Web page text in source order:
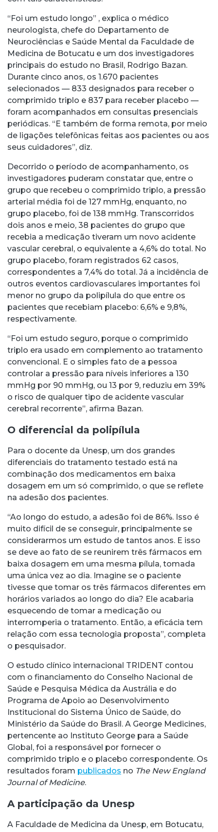
“Foi um estudo longo” , explica o médico
neurologista, chefe do Departamento de
Neurociências e Saúde Mental da Faculdade de
Medicina de Botucatu e um dos investigadores
principais do estudo no Brasil, Rodrigo Bazan.
Durante cinco anos, os 1.670 pacientes
selecionados — 833 designados para receber o
comprimido triplo e 837 para receber placebo —
foram acompanhados em consultas presenciais
periódicas. “E também de forma remota, por meio
de ligações telefônicas feitas aos pacientes ou aos
seus cuidadores”, diz.
Decorrido o período de acompanhamento, os
investigadores puderam constatar que, entre o
grupo que recebeu o comprimido triplo, a pressão
arterial média foi de 127 mmHg, enquanto, no
grupo placebo, foi de 138 mmHg. Transcorridos
dois anos e meio, 38 pacientes do grupo que
recebia a medicação tiveram um novo acidente
vascular cerebral, o equivalente a 4,6% do total. No
grupo placebo, foram registrados 62 casos,
correspondentes a 7,4% do total. Já a incidência de
outros eventos cardiovasculares importantes foi
menor no grupo da polipílula do que entre os
pacientes que recebiam placebo: 6,6% e 9,8%,
respectivamente.
“Foi um estudo seguro, porque o comprimido
triplo era usado em complemento ao tratamento
convencional. E o simples fato de a pessoa
controlar a pressão para níveis inferiores a 130
mmHg por 90 mmHg, ou 13 por 9, reduziu em 39%
o risco de qualquer tipo de acidente vascular
cerebral recorrente”, afirma Bazan.
O diferencial da polipílula
Para o docente da Unesp, um dos grandes
diferenciais do tratamento testado está na
combinação dos medicamentos em baixa
dosagem em um só comprimido, o que se reflete
na adesão dos pacientes.
“Ao longo do estudo, a adesão foi de 86%. Isso é
muito difícil de se conseguir, principalmente se
considerarmos um estudo de tantos anos. E isso
se deve ao fato de se reunirem três fármacos em
baixa dosagem em uma mesma pílula, tomada
uma única vez ao dia. Imagine se o paciente
tivesse que tomar os três fármacos diferentes em
horários variados ao longo do dia? Ele acabaria
esquecendo de tomar a medicação ou
interromperia o tratamento. Então, a eficácia tem
relação com essa tecnologia proposta”, completa
o pesquisador.
O estudo clínico internacional TRIDENT contou
com o financiamento do Conselho Nacional de
Saúde e Pesquisa Médica da Austrália e do
Programa de Apoio ao Desenvolvimento
Institucional do Sistema Único de Saúde, do
Ministério da Saúde do Brasil. A George Medicines,
pertencente ao Instituto George para a Saúde
Global, foi a responsável por fornecer o
comprimido triplo e o placebo correspondente. Os
resultados foram publicados no The New England
Journal of Medicine.
A participação da Unesp
A Faculdade de Medicina da Unesp, em Botucatu,